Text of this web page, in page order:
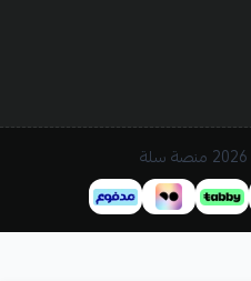
منصة سلة